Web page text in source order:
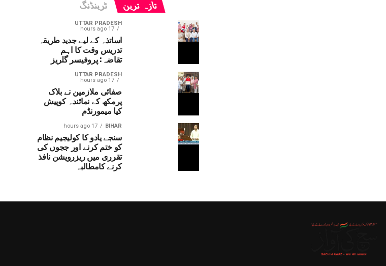
تازہ ترین ٹرینڈنگ
UTTAR PRADESH
17 hours ago
اساتذہ کے لیے جدید طریقہ
تدریس وقت کا اہم
تقاضہ: پروفیسر گلریز
UTTAR PRADESH
17 hours ago
صفائی ملازمین نے بلاک
پرمکھ کے نمائندہ کوپیش
کیا میمورنڈم
BIHAR
17 hours ago
سنجے یادو کا کولیجیم نظام
کو ختم کرنے اور ججوں کی
تقرری میں ریزرویشن نافذ
کرنے کامطالبہ